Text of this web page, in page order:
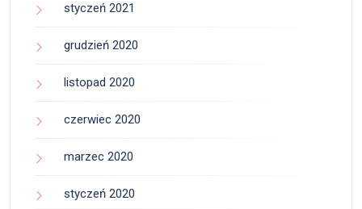
styczeń 2021
grudzień 2020
listopad 2020
czerwiec 2020
marzec 2020
styczeń 2020